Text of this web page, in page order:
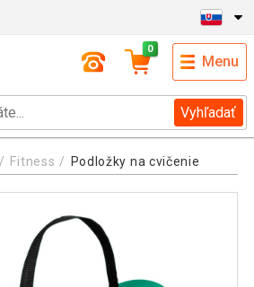
Vyhľadať
0
Menu
Fitness Podložky na cvičenie